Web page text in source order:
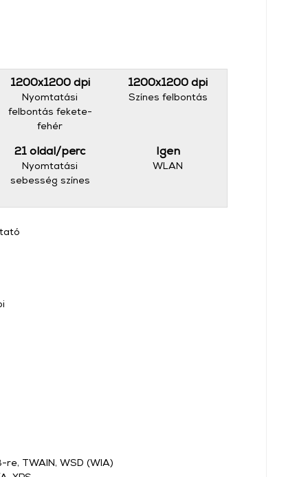
1200x1200 dpi
Nyomtatási
felbontás fekete-
fehér
1200x1200 dpi
Színes felbontás
21 oldal/perc
Nyomtatási
sebesség színes
Igen
WLAN
re, TWAIN, WSD (WIA)